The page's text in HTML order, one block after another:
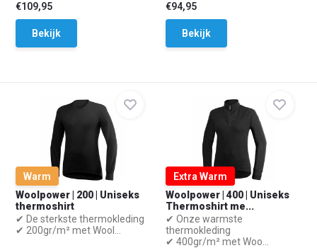
€109,95
Bekijk
€94,95
Bekijk
Warm
Woolpower | 200 | Uniseks
thermoshirt
✔ De sterkste thermokleding
✔ 200gr/m² met Wool...
Extra Warm
Woolpower | 400 | Uniseks
Thermoshirt me...
✔ Onze warmste
thermokleding
✔ 400gr/m² met Woo...